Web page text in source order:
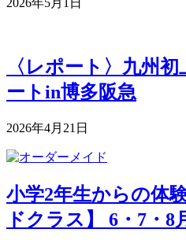
2026年5月1日
〈レポート〉九州
ートin博多阪急
2026年4月21日
小学2年生からの体
ドクラス】 6・7・8